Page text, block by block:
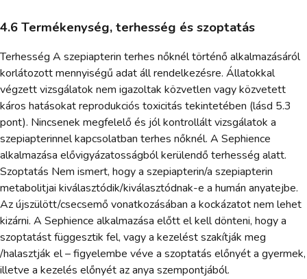
4.6 Termékenység, terhesség és szoptatás
Terhesség A szepiapterin terhes nőknél történő alkalmazásáról
korlátozott mennyiségű adat áll rendelkezésre. Állatokkal
végzett vizsgálatok nem igazoltak közvetlen vagy közvetett
káros hatásokat reprodukciós toxicitás tekintetében (lásd 5.3
pont). Nincsenek megfelelő és jól kontrollált vizsgálatok a
szepiapterinnel kapcsolatban terhes nőknél. A Sephience
alkalmazása elővigyázatosságból kerülendő terhesség alatt.
Szoptatás Nem ismert, hogy a szepiapterin/a szepiapterin
metabolitjai kiválasztódik/kiválasztódnak-e a humán anyatejbe.
Az újszülött/csecsemő vonatkozásában a kockázatot nem lehet
kizárni. A Sephience alkalmazása előtt el kell dönteni, hogy a
szoptatást függesztik fel, vagy a kezelést szakítják meg
/halasztják el – figyelembe véve a szoptatás előnyét a gyermek,
illetve a kezelés előnyét az anya szempontjából.